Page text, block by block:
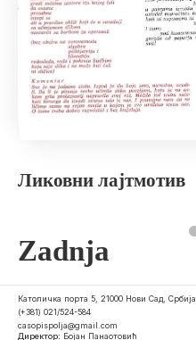
Ликовни лајтмотив
Zadnja
Католичка порта 5, 21000 Нови Сад, Србија
(+381) 021/524-584
casopispolja@gmail.com
Директор: Бојан Панаотовић